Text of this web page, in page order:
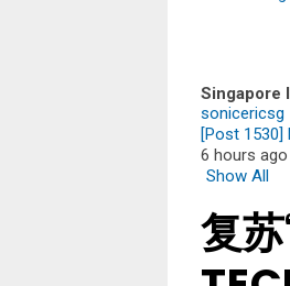
Singapore
sonicericsg
[Post 1530]
6 hours ago
Show All
复